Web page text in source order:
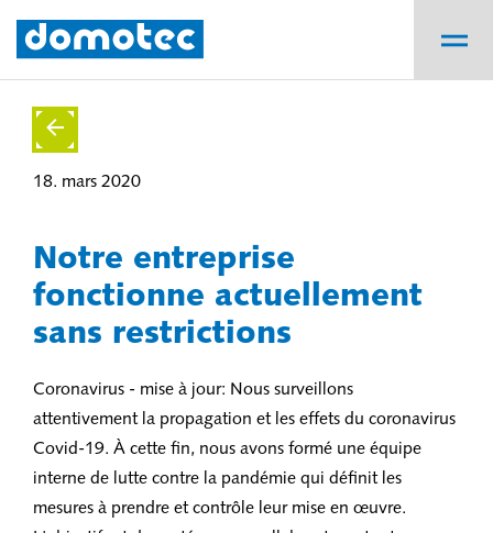
18. mars 2020
Notre entreprise
fonctionne actuellement
sans restrictions
Coronavirus - mise à jour: Nous surveillons
attentivement la propagation et les effets du coronavirus
Covid-19. À cette fin, nous avons formé une équipe
interne de lutte contre la pandémie qui définit les
mesures à prendre et contrôle leur mise en œuvre.